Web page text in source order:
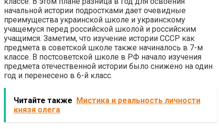
начальной истории подростками дает очевидные
преимущества украинской школе и украинскому
учащемуся перед российской школой и российским
учащимся. Заметим, что изучение истории СССР как
предмета в советской школе также начиналось в 7-м
классе. В постсоветской школе в РФ начало изучения
предмета отечественной истории было снижено на один
год и перенесено в 6-й класс.
Читайте также Мистика и реальность личности
князя олега